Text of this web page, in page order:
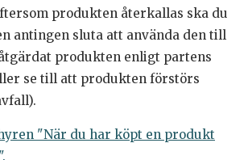
produkten återkallas ska du
antingen sluta att använda den till
produkten enligt partens
se till att produkten förstörs
"När du har köpt en produkt